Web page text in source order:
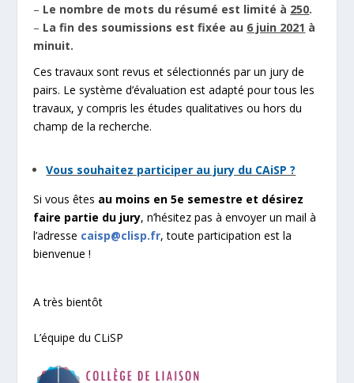
– Le nombre de mots du résumé est limité à 250.
– La fin des soumissions est fixée au 6 juin 2021 à
minuit.
Ces travaux sont revus et sélectionnés par un jury de
pairs. Le système d’évaluation est adapté pour tous les
travaux, y compris les études qualitatives ou hors du
champ de la recherche.
Vous souhaitez participer au jury du CAiSP ?
Si vous êtes au moins en 5e semestre et désirez
faire partie du jury, n’hésitez pas à envoyer un mail à
l’adresse caisp@clisp.fr, toute participation est la
bienvenue !
A très bientôt
L’équipe du CLiSP